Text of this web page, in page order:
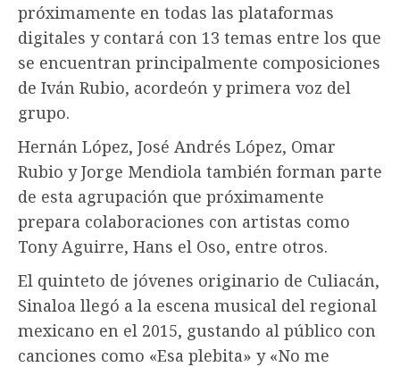
próximamente en todas las plataformas
digitales y contará con 13 temas entre los que
se encuentran principalmente composiciones
de Iván Rubio, acordeón y primera voz del
grupo.
Hernán López, José Andrés López, Omar
Rubio y Jorge Mendiola también forman parte
de esta agrupación que próximamente
prepara colaboraciones con artistas como
Tony Aguirre, Hans el Oso, entre otros.
El quinteto de jóvenes originario de Culiacán,
Sinaloa llegó a la escena musical del regional
mexicano en el 2015, gustando al público con
canciones como «Esa plebita» y «No me